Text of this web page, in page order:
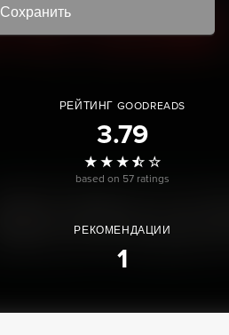
Сохранить
РЕЙТИНГ GOODREADS
3.79
based on 57 ratings
РЕКОМЕНДАЦИИ
1